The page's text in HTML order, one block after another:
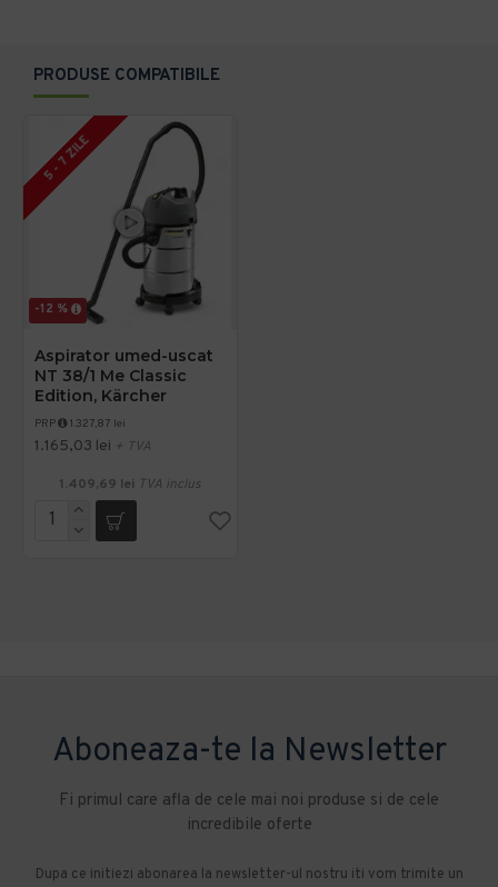
PRODUSE COMPATIBILE
-12 %
5 - 7 ZILE
Aspirator umed-uscat
NT 38/1 Me Classic
Edition, Kärcher
PRP 1.327,87 lei
1.165,03 lei + TVA
1.409,69 lei TVA inclus
Aboneaza-te la Newsletter
Fi primul care afla de cele mai noi produse si de cele
incredibile oferte
Dupa ce initiezi abonarea la newsletter-ul nostru iti vom trimite un